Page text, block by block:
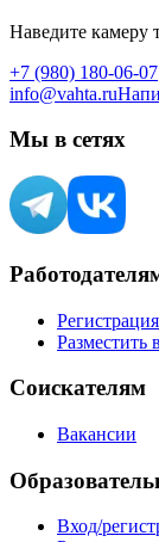
Наведите камеру
+7 (980) 180-06-07
info@vahta.ru
Мы в сетях
Разместить
Соискателям
Вакансии
Вход/